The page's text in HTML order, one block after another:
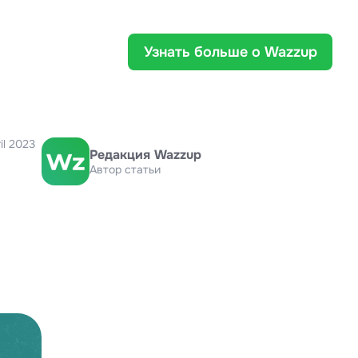
Узнать больше о Wazzup
2023
Редакция Wazzup
Автор статьи